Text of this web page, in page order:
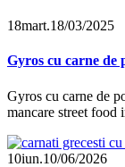
18mart.18/03/2025
Gyros cu carne de
Gyros cu carne de
mancare street food
10iun.10/06/2026